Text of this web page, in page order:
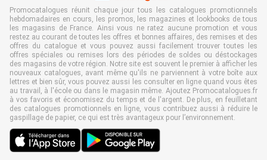
Promocatalogues réunit chaque jour tous les catalogues promotionnels
hebdomadaires en cours, les promos, les magazines et lookbooks de tous
les magasins de France. Ainsi vous ne ratez aucune promotion et vous
restez au courant de toutes les offres et bonnes affaires, des remises et des
offres du catalogue et vous pouvez aussi facilement trouver toutes les
offres spéciales ou remises lors des périodes de soldes ou déstockages
des magasins de votre région. Notre site est souvent le premier à afficher les
nouveaux catalogues, avant même qu'ils ne parviennent à votre boîte aux
lettres et bien sûr, vous pouvez aussi les consulter en ligne quand vous êtes
au travail, à l'école ou dans le magasin même. Ajoutez Promocatalogues.fr
à vos favoris et économisez du temps et de l'argent. De plus, en feuilletant
des catalogues promotionnels en ligne, vous contribuez aussi à réduire le
gaspillage de papier, ce qui est très avantageux pour l’environnement.